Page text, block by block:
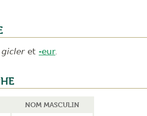
gicler et -eur.
NOM MASCULIN